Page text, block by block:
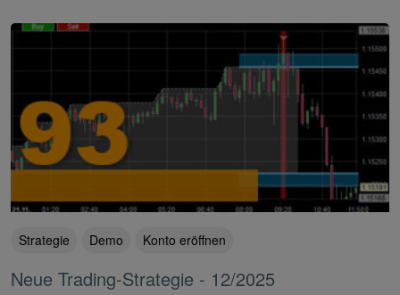
Strategie Demo Konto eröffnen
Neue Trading-Strategie - 12/2025